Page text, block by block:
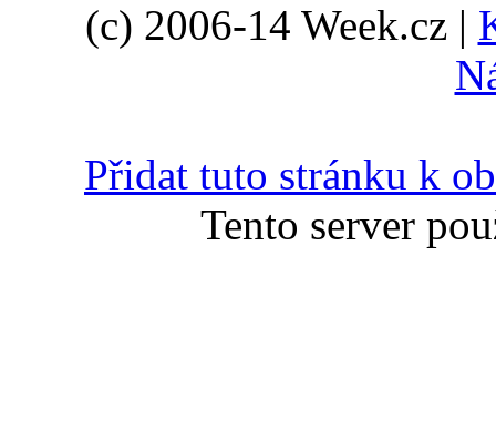
(c) 2006-14 Week.cz |
Přidat tuto stránku k
Tento server